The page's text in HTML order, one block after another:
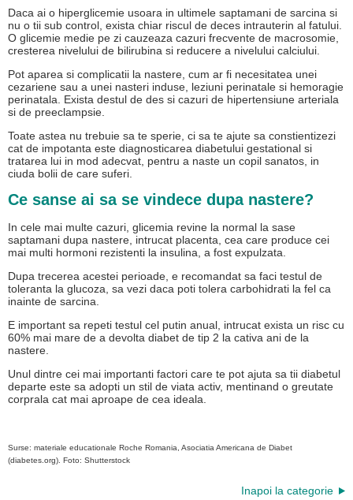
Daca ai o hiperglicemie usoara in ultimele saptamani de sarcina si
nu o tii sub control, exista chiar riscul de deces intrauterin al fatului.
O glicemie medie pe zi cauzeaza cazuri frecvente de macrosomie,
cresterea nivelului de bilirubina si reducere a nivelului calciului.
Pot aparea si complicatii la nastere, cum ar fi necesitatea unei
cezariene sau a unei nasteri induse, leziuni perinatale si hemoragie
perinatala. Exista destul de des si cazuri de hipertensiune arteriala
si de preeclampsie.
Toate astea nu trebuie sa te sperie, ci sa te ajute sa constientizezi
cat de impotanta este diagnosticarea diabetului gestational si
tratarea lui in mod adecvat, pentru a naste un copil sanatos, in
ciuda bolii de care suferi.
Ce sanse ai sa se vindece dupa nastere?
In cele mai multe cazuri, glicemia revine la normal la sase
saptamani dupa nastere, intrucat placenta, cea care produce cei
mai multi hormoni rezistenti la insulina, a fost expulzata.
Dupa trecerea acestei perioade, e recomandat sa faci testul de
toleranta la glucoza, sa vezi daca poti tolera carbohidrati la fel ca
inainte de sarcina.
E important sa repeti testul cel putin anual, intrucat exista un risc cu
60% mai mare de a devolta diabet de tip 2 la cativa ani de la
nastere.
Unul dintre cei mai importanti factori care te pot ajuta sa tii diabetul
departe este sa adopti un stil de viata activ, mentinand o greutate
corprala cat mai aproape de cea ideala.
Surse: materiale educationale Roche Romania, Asociatia Americana de Diabet
(diabetes.org). Foto: Shutterstock
Inapoi la categorie